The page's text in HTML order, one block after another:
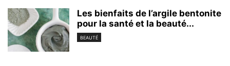
Les bienfaits de l’argile bentonite
pour la santé et la beauté...
BEAUTÉ